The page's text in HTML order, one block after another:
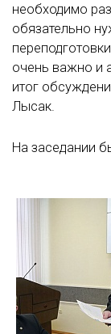
необходимо
обязательно
очень важно и
итог
Лысак.
На заседании